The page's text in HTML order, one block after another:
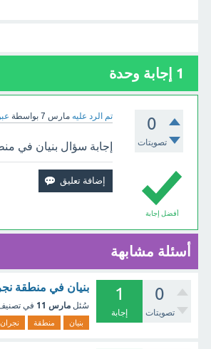
1 إجابة وحدة
0
تصويتات
تم الرد عليه مارس 7 بواسطة
أفضل إجابة
إجابة سؤال بنيان في
أسئلة مشابهة
0
تصويتات
1
إجابة
بنيان في منطقة
سُئل مارس 11 في
بنيان منطقة نجران